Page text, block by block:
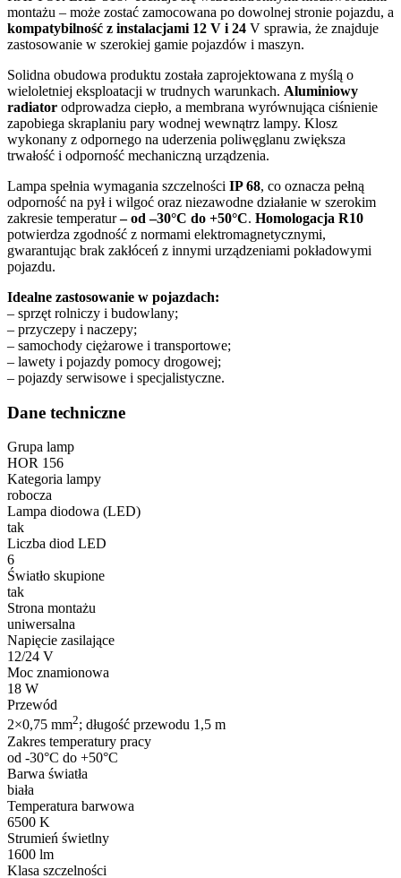
montażu – może zostać zamocowana po dowolnej stronie pojazdu, a
kompatybilność z instalacjami 12 V i 24 V sprawia, że znajduje
zastosowanie w szerokiej gamie pojazdów i maszyn.
Solidna obudowa produktu została zaprojektowana z myślą o
wieloletniej eksploatacji w trudnych warunkach. Aluminiowy
radiator odprowadza ciepło, a membrana wyrównująca ciśnienie
zapobiega skraplaniu pary wodnej wewnątrz lampy. Klosz
wykonany z odpornego na uderzenia poliwęglanu zwiększa
trwałość i odporność mechaniczną urządzenia.
Lampa spełnia wymagania szczelności IP 68, co oznacza pełną
odporność na pył i wilgoć oraz niezawodne działanie w szerokim
zakresie temperatur– od –30°C do +50°C. Homologacja R10
potwierdza zgodność z normami elektromagnetycznymi,
gwarantując brak zakłóceń z innymi urządzeniami pokładowymi
pojazdu.
Idealne zastosowanie w pojazdach:
– sprzęt rolniczy i budowlany;
– przyczepy i naczepy;
– samochody ciężarowe i transportowe;
– lawety i pojazdy pomocy drogowej;
– pojazdy serwisowe i specjalistyczne.
Dane techniczne
Grupa lamp
HOR 156
Kategoria lampy
robocza
Lampa diodowa (LED)
tak
Liczba diod LED
6
Światło skupione
tak
Strona montażu
uniwersalna
Napięcie zasilające
12/24 V
Moc znamionowa
18 W
Przewód
2×0,75 mm2; długość przewodu 1,5 m
Zakres temperatury pracy
od -30°C do +50°C
Barwa światła
biała
Temperatura barwowa
6500 K
Strumień świetlny
1600 lm
Klasa szczelności